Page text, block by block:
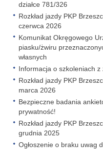
działce 781/326
Rozkład jazdy PKP
czerwca 2026
Komunikat Okręgowego
piasku/żwiru
własnych
Informacja o szkoleniach
Rozkład jazdy PKP
marca 2026
Bezpieczne badania
prywatność!
Rozkład jazdy PKP
grudnia 2025
Ogłoszenie o braku uwag